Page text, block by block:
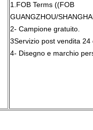
1.FOB Terms ((FOB
GUANGZHOU/
2- Campione gratuito.
3Servizio post vendita 24
4- Disegno e marchio